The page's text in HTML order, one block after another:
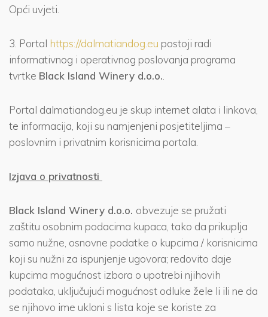
Opći uvjeti.
3. Portal https://dalmatiandog.eu postoji radi
informativnog i operativnog poslovanja programa
tvrtke Black Island Winery d.o.o.
Portal dalmatiandog.eu je skup internet alata i linkova,
te informacija, koji su namjenjeni posjetiteljima –
poslovnim i privatnim korisnicima portala.
Izjava o privatnosti
Black Island Winery d.o.o. obvezuje se pružati
zaštitu osobnim podacima kupaca, tako da prikuplja
samo nužne, osnovne podatke o kupcima / korisnicima
koji su nužni za ispunjenje ugovora; redovito daje
kupcima mogućnost izbora o upotrebi njihovih
podataka, uključujući mogućnost odluke žele li ili ne da
se njihovo ime ukloni s lista koje se koriste za